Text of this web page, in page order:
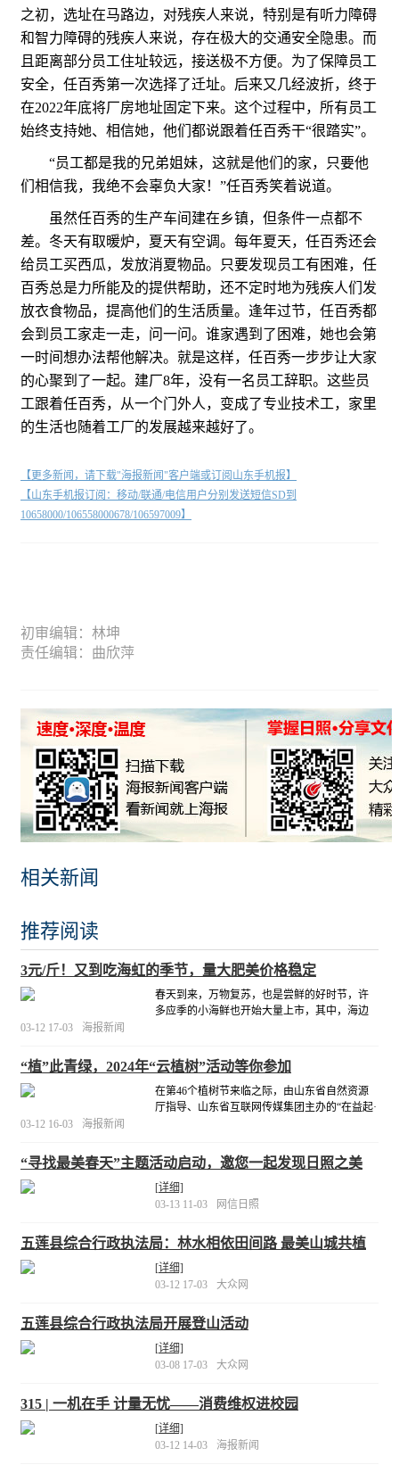
之初，选址在马路边，对残疾人来说，特别是有听力障碍
和智力障碍的残疾人来说，存在极大的交通安全隐患。而
且距离部分员工住址较远，接送极不方便。为了保障员工
安全，任百秀第一次选择了迁址。后来又几经波折，终于
在2022年底将厂房地址固定下来。这个过程中，所有员工
始终支持她、相信她，他们都说跟着任百秀干“很踏实”。
“员工都是我的兄弟姐妹，这就是他们的家，只要他
们相信我，我绝不会辜负大家！”任百秀笑着说道。
虽然任百秀的生产车间建在乡镇，但条件一点都不
差。冬天有取暖炉，夏天有空调。每年夏天，任百秀还会
给员工买西瓜，发放消夏物品。只要发现员工有困难，任
百秀总是力所能及的提供帮助，还不定时地为残疾人们发
放衣食物品，提高他们的生活质量。逢年过节，任百秀都
会到员工家走一走，问一问。谁家遇到了困难，她也会第
一时间想办法帮他解决。就是这样，任百秀一步步让大家
的心聚到了一起。建厂8年，没有一名员工辞职。这些员
工跟着任百秀，从一个门外人，变成了专业技术工，家里
的生活也随着工厂的发展越来越好了。
【更多新闻，请下载"海报新闻"客户端或订阅山东手机报】
【山东手机报订阅：移动/联通/电信用户分别发送短信SD到
10658000/106558000678/106597009】
初审编辑：林坤
责任编辑：曲欣萍
相关新闻
推荐阅读
3元/斤！又到吃海虹的季节，量大肥美价格稳定
春天到来，万物复苏，也是尝鲜的好时节，许
多应季的小海鲜也开始大量上市，其中，海边
照市灯塔风景区附近挖到的海虹。
03-12 17-03 海报新闻
“植”此青绿，2024年“云植树”活动等你参加
在第46个植树节来临之际，由山东省自然资源
厅指导、山东省互联网传媒集团主办的“在益起·
动主题为“建设美丽中国”，目前，此项活动已连
续开展了5年。[详细]
03-12 16-03 海报新闻
“寻找最美春天”主题活动启动，邀您一起发现日照之美
[详细]
03-13 11-03
网信日照
五莲县综合行政执法局：林水相依田间路 最美山城共植
树
[详细]
03-12 17-03
大众网
五莲县综合行政执法局开展登山活动
[详细]
03-08 17-03
大众网
315 | 一机在手 计量无忧——消费维权进校园
[详细]
03-12 14-03
海报新闻